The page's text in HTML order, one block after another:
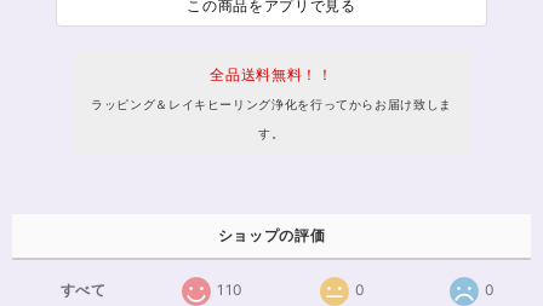
この商品をアプリで見る
全品送料無料！！
ラッピング＆レイキヒーリング浄化を行ってからお届け致しま
す。
ショップの評価
すべて 110 0 0